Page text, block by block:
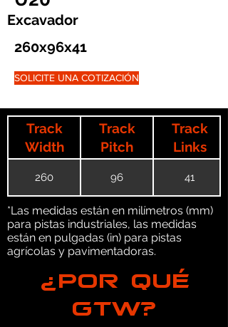
Excavador
260x96x41
SOLICITE UNA COTIZACIÓN
Track
Width
Track
Pitch
Track
Links
260 96 41
*Las medidas están en milímetros (mm)
para pistas industriales, las medidas
están en pulgadas (in) para pistas
agrícolas y pavimentadoras.
¿POR QUÉ
GTW?